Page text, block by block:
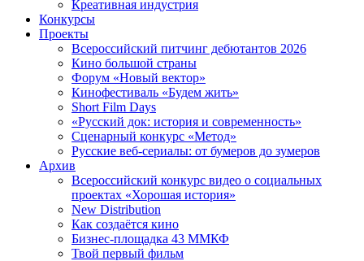
Креативная индустрия
Конкурсы
Проекты
Всероссийский питчинг дебютантов 2026
Кино большой страны
Форум «Новый вектор»
Кинофестиваль «Будем жить»
Short Film Days
«Русский док: история и современность»
Сценарный конкурс «Метод»
Русские веб-сериалы: от бумеров до зумеров
Архив
Всероссийский конкурс видео о социальных
проектах «Хорошая история»
New Distribution
Как создаётся кино
Бизнес-площадка 43 ММКФ
Твой первый фильм